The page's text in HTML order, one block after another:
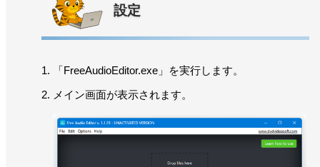
設定
「FreeAudioEditor.exe」を実行します。
メイン画面が表示されます。